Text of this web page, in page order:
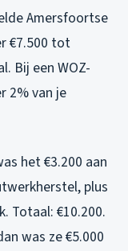
Amersfoortse
€7.500 tot
Bij een WOZ-
2% van je
het €3.200 aan
plus
Totaal: €10.200.
was ze €5.000